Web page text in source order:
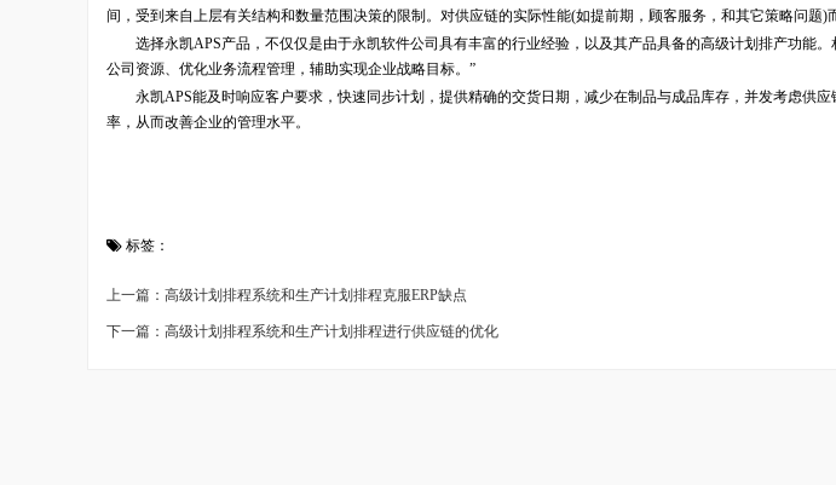
间，受到来自上层有关结构和数量范围决策的限制。对供应链的实际性能(如提前期，顾客服务，和其它策略问题)
选择永凯APS产品，不仅仅是由于永凯软件公司具有丰富的行业经验，以及其产品具备的高级计划排产功能。
公司资源、优化业务流程管理，辅助实现企业战略目标。”
永凯APS能及时响应客户要求，快速同步计划，提供精确的交货日期，减少在制品与成品库存，并发考虑供应
率，从而改善企业的管理水平。
标签：
上一篇：高级计划排程系统和生产计划排程克服ERP缺点
下一篇：高级计划排程系统和生产计划排程进行供应链的优化